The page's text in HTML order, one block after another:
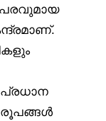
രൂപങ്ങൾ